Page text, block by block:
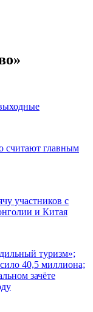
считают главным
участников с
и Китая
туризм»;
40,5 миллиона;
зачёте